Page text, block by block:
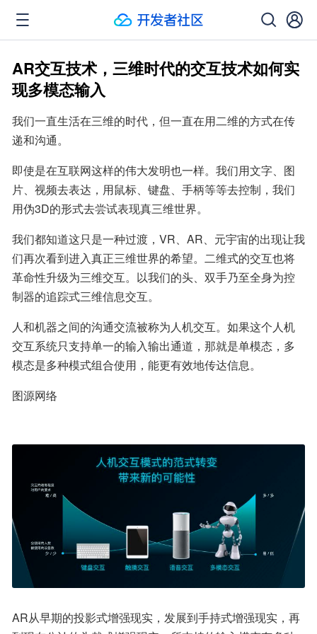
AR交互技术，三维时代的交互技术如何实
现多模态输入
我们一直生活在三维的时代，但一直在用二维的方式在传
递和沟通。
即使是在互联网这样的伟大发明也一样。我们用文字、图
片、视频去表达，用鼠标、键盘、手柄等等去控制，我们
用伪3D的形式去尝试表现真三维世界。
我们都知道这只是一种过渡，VR、AR、元宇宙的出现让我
们再次看到进入真正三维世界的希望。二维式的交互也将
革命性升级为三维交互。以我们的头、双手乃至全身为控
制器的追踪式三维信息交互。
人和机器之间的沟通交流被称为人机交互。如果这个人机
交互系统只支持单一的输入输出通道，那就是单模态，多
模态是多种模式组合使用，能更有效地传达信息。
图源网络
AR从早期的投影式增强现实，发展到手持式增强现实，再